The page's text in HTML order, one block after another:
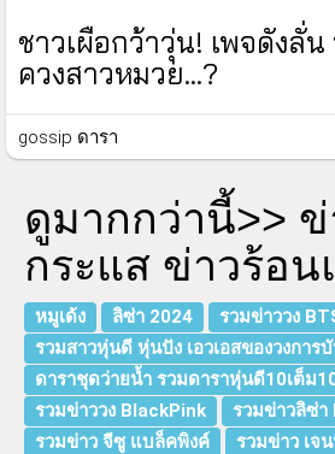
ชาวเผือกว้าวุ่น! เพจดังลั่
ควงสาวหมวย...?
gossip ดารา
ดูมากกว่านี้>> ข่
กระแส ข่าวร้อน
หมูเด้ง ลิซ่า 2024
รวมข่าววง
รวมสาวหุ่นดี หุ่นปัง เอวเอสของวงการบั
ดาราชุดว่ายน้ำ รวมดาราหุ่นดี10เต็ม
รวมข่าววง BlackPink
รวมข่าวลิซ่า
รวมข่าว จีซู แบล็คพิงค์
รวมข่าว เจ